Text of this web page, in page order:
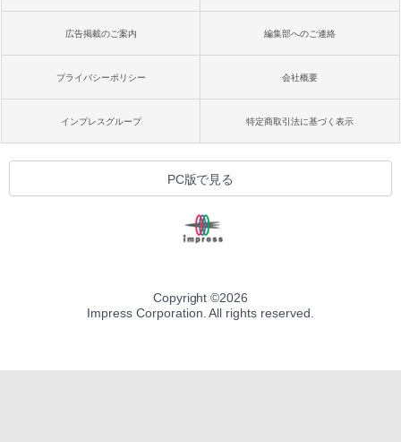
広告掲載のご案内 編集部へのご連絡
プライバシーポリシー 会社概要
インプレスグループ 特定商取引法に基づく表示
PC版で見る
Copyright ©2026
Impress Corporation. All rights reserved.